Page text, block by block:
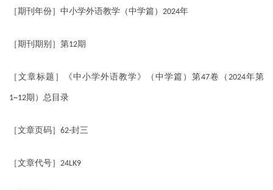
［期刊年份］中小学外语教学（中学篇） 2024年
［期刊期别］第12期
［文章标题］《中小学外语教学》（中学篇）第47卷（ 2024年第
1~12期）总目录
［文章页码］ 62-封三
［文章代号］ 24LK9